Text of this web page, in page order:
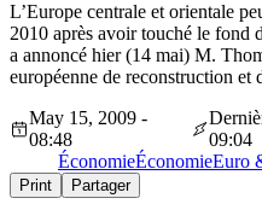
L’Europe centrale et orientale
2010 après avoir touché le fond
a annoncé hier (14 mai) M.
européenne de reconstruction et
May 15, 2009 -
08:48
09:04
ÉconomieÉconomieEuro
Print Partager